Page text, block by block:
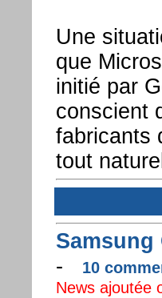
Une
que
initié par
conscient
fabricants
tout
Samsung
-
10
News ajoutée